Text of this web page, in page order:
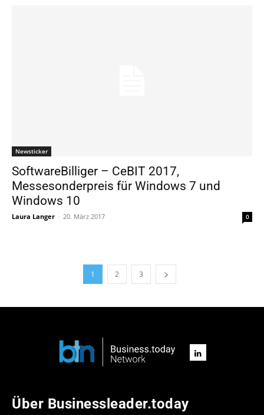
Newsticker
SoftwareBilliger – CeBIT 2017,
Messesonderpreis für Windows 7 und
Windows 10
Laura Langer - 20. März 2017 0
1 2 3
Über Businessleader.today